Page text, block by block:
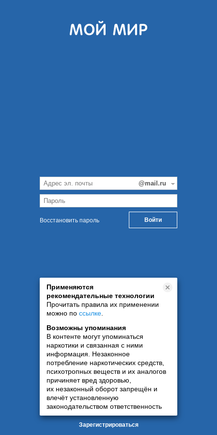
Восстановить пароль
Применяются
рекомендательные технологии
Прочитать правила их применении
можно по ссылке
Возможны упоминания
В контенте могут упоминаться
наркотики и связанная с ними
информация. Незаконное
потребление наркотических средств,
психотропных веществ и их аналогов
причиняет вред здоровью,
их незаконный оборот запрещён и
влечёт установленную
законодательством ответственность
Зарегистрироваться